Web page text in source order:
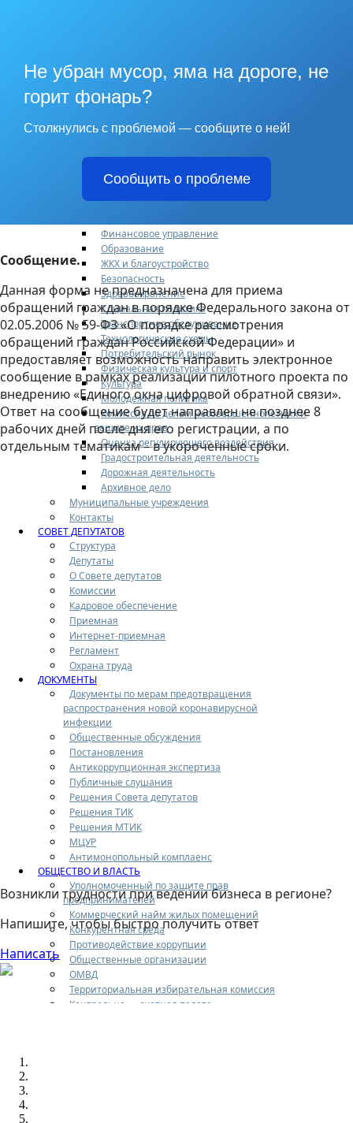
Новости
Авиаград Жуковский
АДМИНИСТРАЦИЯ
Полномочия
Направления деятельности
Участникам СВО и членам их семей
Жилищная сфера
Наружная реклама
Финансовое управление
Образование
ЖКХ и благоустройство
Безопасность
Здравоохранение
Социальная политика
Транспортное обслуживание
Технологические схемы
Потребительский рынок
Физическая культура и спорт
Культура
Молодежная политика
Комиссия по делам несовершеннолетних и
защите их прав
Оценка регулирующего воздействия
Градостроительная деятельность
Дорожная деятельность
Архивное дело
Муниципальные учреждения
Контакты
СОВЕТ ДЕПУТАТОВ
Структура
Депутаты
О Совете депутатов
Комиссии
Кадровое обеспечение
Приемная
Интернет-приемная
Регламент
Охрана труда
ДОКУМЕНТЫ
Документы по мерам предотвращения
распространения новой коронавирусной
инфекции
Общественные обсуждения
Постановления
Антикоррупционная экспертиза
Публичные слушания
Решения Совета депутатов
Решения ТИК
Решения МТИК
МЦУР
Антимонопольный комплаенс
ОБЩЕСТВО И ВЛАСТЬ
Уполномоченный по защите прав
предпринимателей
Коммерческий найм жилых помещений
Конкурентная среда
Противодействие коррупции
Общественные организации
ОМВД
Территориальная избирательная комиссия
Контрольно — счетная палата
Не убран мусор, яма на дороге, не
горит фонарь?
Столкнулись с проблемой — сообщите о ней!
Сообщить о проблеме
Сообщение.
Данная форма не предназначена для приема
обращений граждан в порядке Федерального закона от
02.05.2006 № 59-ФЗ «О порядке рассмотрения
обращений граждан Российской Федерации» и
предоставляет возможность направить электронное
сообщение в рамках реализации пилотного проекта по
внедрению «Единого окна цифровой обратной связи».
Ответ на сообщение будет направлен не позднее 8
рабочих дней после дня его регистрации, а по
отдельным тематикам – в укороченные сроки.
Возникли трудности при ведении бизнеса в регионе?
Напишите, чтобы быстро получить ответ
Написать